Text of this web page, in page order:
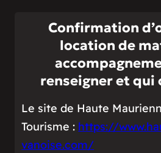
Confirmation
location de
renseigner et qui
Le site de Haute
Tourisme : https://
vanoise.com/